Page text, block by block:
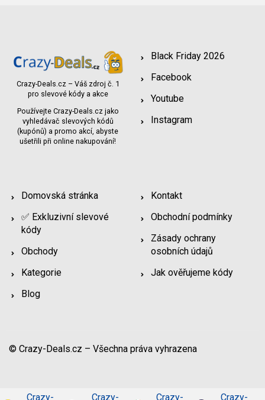
Crazy-Deals.cz – Váš zdroj č. 1
pro slevové kódy a akce
Používejte Crazy-Deals.cz jako
vyhledávač slevových kódů
(kupónů) a promo akcí, abyste
ušetřili při online nakupování!
Black Friday 2026
Facebook
Youtube
Instagram
Domovská stránka
✅ Exkluzivní slevové
kódy
Obchody
Kategorie
Blog
Kontakt
Obchodní podmínky
Zásady ochrany
osobních údajů
Jak ověřujeme kódy
© Crazy-Deals.cz – Všechna práva vyhrazena
Crazy- Crazy- Crazy- Crazy-